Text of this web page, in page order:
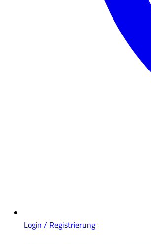
Login / Registrierung